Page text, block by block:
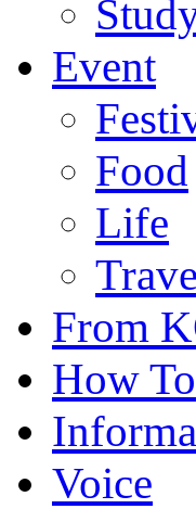
Event
Food
Life
From
How To
Voice